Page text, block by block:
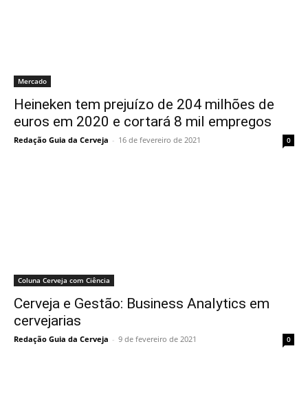
Mercado
Heineken tem prejuízo de 204 milhões de
euros em 2020 e cortará 8 mil empregos
Redação Guia da Cerveja - 16 de fevereiro de 2021 0
Coluna Cerveja com Ciência
Cerveja e Gestão: Business Analytics em
cervejarias
Redação Guia da Cerveja - 9 de fevereiro de 2021 0